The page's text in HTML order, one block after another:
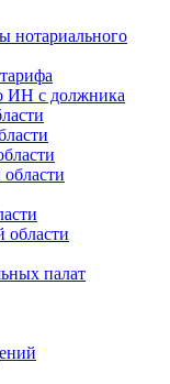
нотариального
ИН с должника
палат